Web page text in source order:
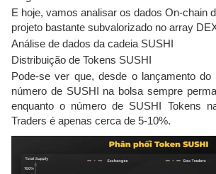
E hoje, vamos analisar os dados On-chain
projeto bastante subvalorizado no array
Análise de dados da cadeia SUSHI
Distribuição de Tokens SUSHI
Pode-se ver que, desde o lançamento do
número de SUSHI na bolsa sempre
enquanto o número de SUSHI Tokens
Traders é apenas cerca de 5-10%.